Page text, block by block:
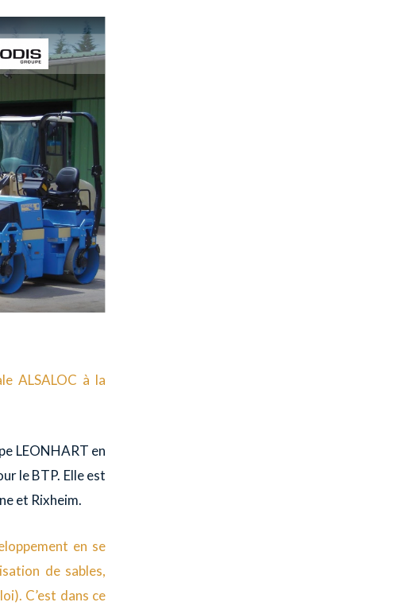
ALSALOC à la
LEONHART en
le BTP. Elle est
et Rixheim.
en se
de sables,
C’est dans ce